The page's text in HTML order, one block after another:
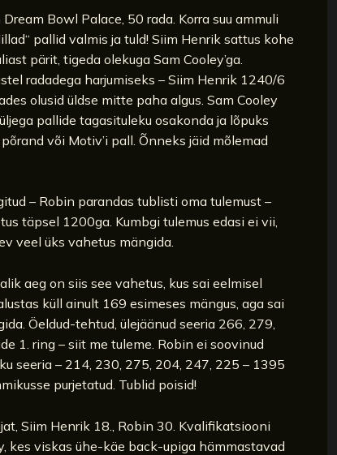
Bowl Palace, 50 rada. Korra suu ammuli
pallid valmis ja tuld! Siim Henrik sattus kohe
pärit, tigeda olekuga Sam Cooley’ga.
radadega harjumiseks – Siim Henrik 1240/6
olusid üldse mitte paha algus. Sam Cooley
pallide tagasituleku osakonda ja lõpuks
või Motiv’i pall. Õnneks jäid mõlemad
– Robin parandas tublisti oma tulemust –
täpsel 1200ga. Kumbgi tulemus edasi ei vii,
veel üks vahetus mängida.
aeg on siis see vahetus, kus sai eelmisel
küll ainult 169 esimeses mängus, aga sai
Öeldud-tehtud, ülejäänud seeria 266, 279,
1. ring – siit me tuleme. Robin ei soovinud
seeria – 214, 230, 275, 204, 247, 225 – 1395
purjetatud. Tublid poisid!
Siim Henrik 18., Robin 30. Kvalifikatsiooni
kes viskas ühe-käe back-upiga hämmastavad